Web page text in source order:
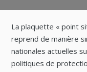
La plaquette « point
reprend de manière
nationales actuelles
politiques de